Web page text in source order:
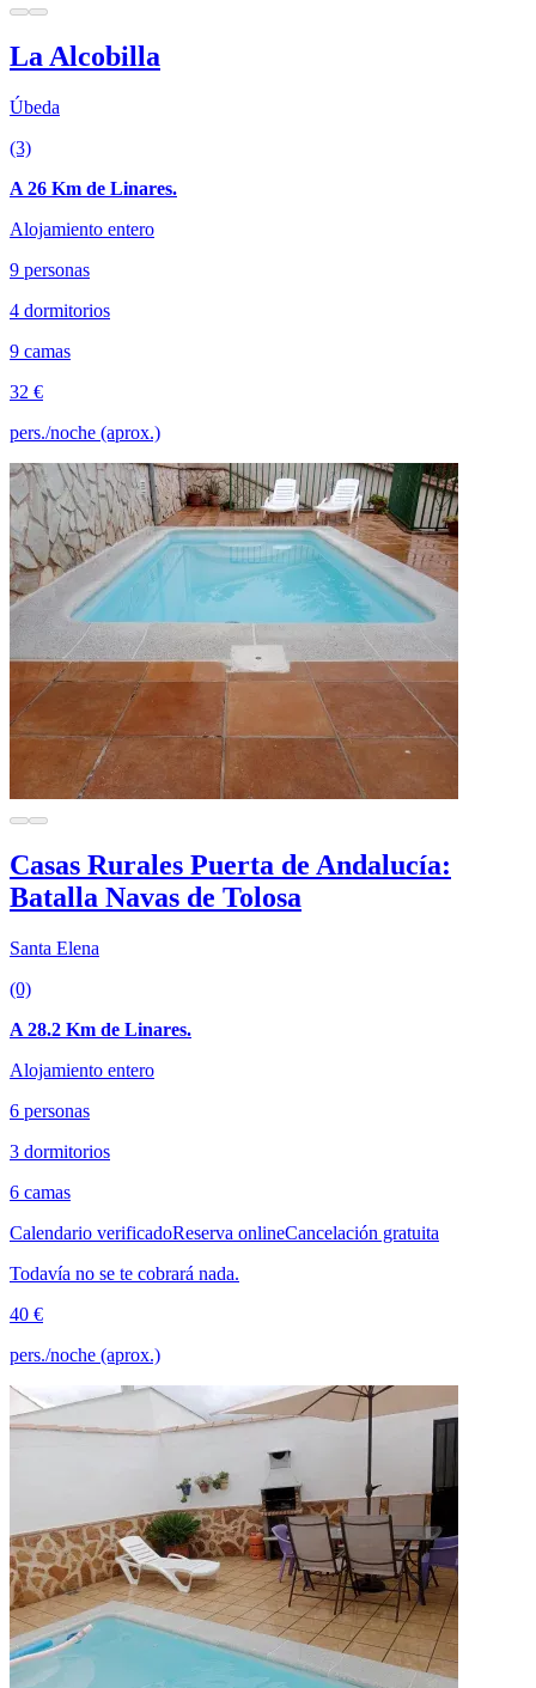
La Alcobilla
Úbeda
(3)
A 26 Km de Linares.
Alojamiento entero
9 personas
4 dormitorios
9 camas
32 €
pers./noche (aprox.)
Casas Rurales Puerta de Andalucía:
Batalla Navas de Tolosa
Santa Elena
(0)
A 28.2 Km de Linares.
Alojamiento entero
6 personas
3 dormitorios
6 camas
Calendario verificadoReserva onlineCancelación gratuita
Todavía no se te cobrará nada.
40 €
pers./noche (aprox.)